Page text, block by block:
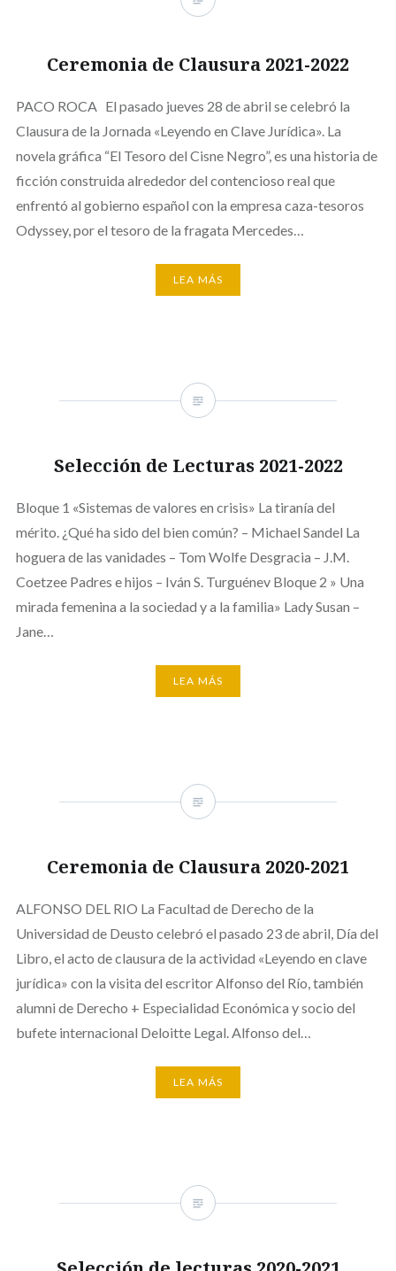
Ceremonia de Clausura 2021-2022
PACO ROCA El pasado jueves 28 de abril se celebró la
Clausura de la Jornada «Leyendo en Clave Jurídica». La
novela gráfica “El Tesoro del Cisne Negro”, es una historia de
ficción construida alrededor del contencioso real que
enfrentó al gobierno español con la empresa caza-tesoros
Odyssey, por el tesoro de la fragata Mercedes…
LEA MÁS
Selección de Lecturas 2021-2022
Bloque 1 «Sistemas de valores en crisis» La tiranía del
mérito. ¿Qué ha sido del bien común? – Michael Sandel La
hoguera de las vanidades – Tom Wolfe Desgracia – J.M.
Coetzee Padres e hijos – Iván S. Turguénev Bloque 2 » Una
mirada femenina a la sociedad y a la familia» Lady Susan –
Jane…
LEA MÁS
Ceremonia de Clausura 2020-2021
ALFONSO DEL RIO La Facultad de Derecho de la
Universidad de Deusto celebró el pasado 23 de abril, Día del
Libro, el acto de clausura de la actividad «Leyendo en clave
jurídica» con la visita del escritor Alfonso del Río, también
alumni de Derecho + Especialidad Económica y socio del
bufete internacional Deloitte Legal. Alfonso del…
LEA MÁS